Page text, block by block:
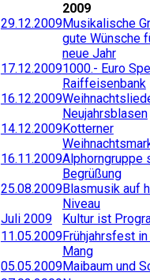
2009
29.12.2009Musikalische
gute Wünsche
neue Jahr
17.12.20091000.- Euro
Raiffeisenbank
16.12.2009
Neujahrsblasen
14.12.2009Kotterner
16.11.2009Alphorngruppe
Begrüßung
25.08.2009Blasmusik auf
Niveau
Juli 2009
Kultur ist
11.05.2009Frühjahrsfest in
Mang
05.05.2009Maibaum und